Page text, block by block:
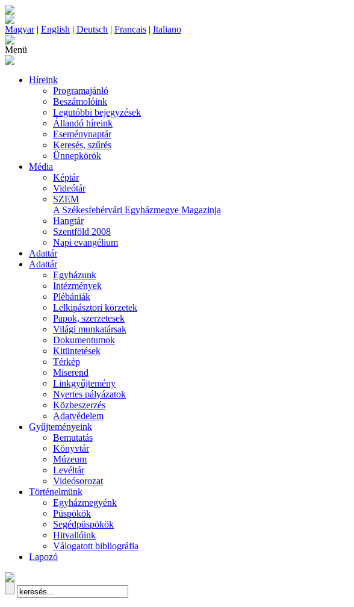
Magyar| English | Deutsch | Francais | Italiano
Menü
Híreink
Programajánló
Beszámolóink
Legutóbbi bejegyzések
Állandó híreink
Eseménynaptár
Keresés, szűrés
Ünnepkörök
Média
Képtár
Videótár
SZEM
A Székesfehérvári Egyházmegye Magazinja
Hangtár
Szentföld 2008
Napi evangélium
Adattár
Adattár
Egyházunk
Intézmények
Plébániák
Lelkipásztori körzetek
Papok, szerzetesek
Világi munkatársak
Dokumentumok
Kitüntetések
Térkép
Miserend
Linkgyűjtemény
Nyertes pályázatok
Közbeszerzés
Adatvédelem
Gyűjteményeink
Bemutatás
Könyvtár
Múzeum
Levéltár
Videósorozat
Történelmünk
Egyházmegyénk
Püspökök
Segédpüspökök
Hitvallóink
Válogatott bibliográfia
Lapozó